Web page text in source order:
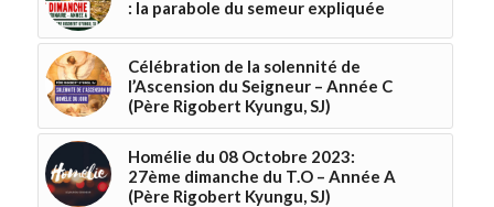
: la parabole du semeur expliquée
Célébration de la solennité de
l’Ascension du Seigneur – Année C
(Père Rigobert Kyungu, SJ)
Homélie du 08 Octobre 2023:
27ème dimanche du T.O – Année A
(Père Rigobert Kyungu, SJ)